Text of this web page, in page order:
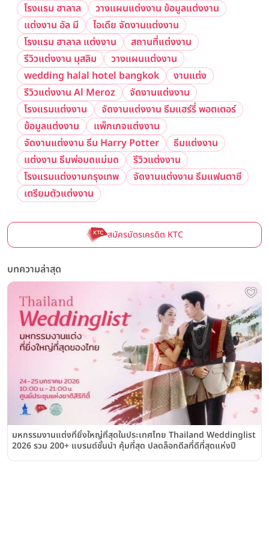
โรงแรม ฮาลาล
วางแผนแต่งงาน ข้อมูลแต่งงาน
แต่งงาน อัล มี
ไอเดีย จัดงานแต่งงาน
โรงแรม ฮาลาล แต่งงาน
สถานที่แต่งงาน
รีวิวแต่งงาน มุสลิม
วางแผนแต่งงาน
wedding halal hotel bangkok
งานแต่ง
รีวิวแต่งงาน Al Meroz
จัดงานแต่งงาน
โรงแรมแต่งงาน
จัดงานแต่งงาน ธีมแฮร์รี่ พอตเตอร์
ข้อมูลแต่งงาน
แพ็กเกจแต่งงาน
จัดงานแต่งงาน ธีม Harry Potter
ธีมแต่งงาน
แต่งงาน ธีมพ่อมดแม่มด
รีวิวแต่งงาน
โรงแรมแต่งงานกรุงเทพ
จัดงานแต่งงาน ธีมแฟนตาซี
เตรียมตัวแต่งงาน
สมัครบัตรเครดิต KTC
บทความล่าสุด
มหกรรมงานแต่งที่ยิ่งใหญ่ที่สุดในประเทศไทย Thailand Weddinglist
2026 รวม 200+ แบรนด์ชั้นนำ คุ้มที่สุด ปลดล็อกดีลที่ดีที่สุดแห่งปี